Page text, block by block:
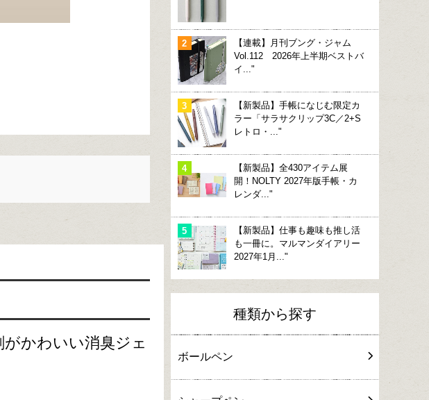
がかわいい消臭ジェ
【連載】月刊ブング・ジャム
Vol.112 2026年上半期ベストバ
イ..."
【新製品】手帳になじむ限定カ
ラー「サラサクリップ3C／2+S
レトロ・..."
【新製品】全430アイテム展
開！NOLTY 2027年版手帳・カ
レンダ..."
【新製品】仕事も趣味も推し活
も一冊に。マルマンダイアリー
2027年1月..."
種類から探す
ボールペン